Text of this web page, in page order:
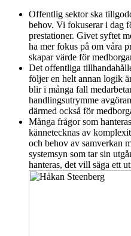
Offentlig sektor ska
behov. Vi fokuserar i dag
prestationer. Givet syftet
ha mer fokus på om våra
skapar värde för
Det offentliga
följer en helt annan logik
blir i många fall
handlingsutrymme
därmed också för
Många frågor som
kännetecknas av
och behov av samverkan
systemsyn som tar sin
hanteras, det vill säga ett